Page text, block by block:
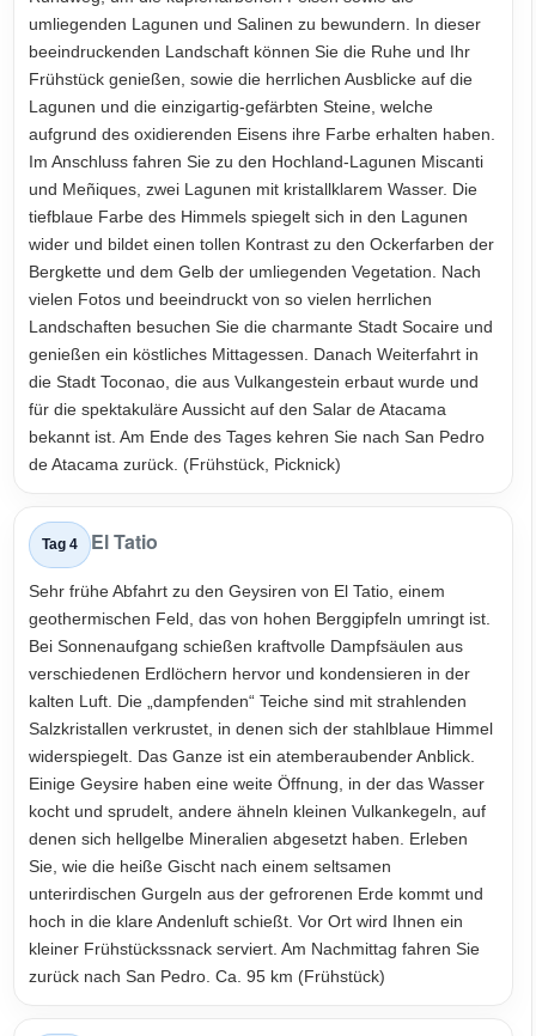
umliegenden Lagunen und Salinen zu bewundern. In dieser
beeindruckenden Landschaft können Sie die Ruhe und Ihr
Frühstück genießen, sowie die herrlichen Ausblicke auf die
Lagunen und die einzigartig-gefärbten Steine, welche
aufgrund des oxidierenden Eisens ihre Farbe erhalten haben.
Im Anschluss fahren Sie zu den Hochland-Lagunen Miscanti
und Meñiques, zwei Lagunen mit kristallklarem Wasser. Die
tiefblaue Farbe des Himmels spiegelt sich in den Lagunen
wider und bildet einen tollen Kontrast zu den Ockerfarben der
Bergkette und dem Gelb der umliegenden Vegetation. Nach
vielen Fotos und beeindruckt von so vielen herrlichen
Landschaften besuchen Sie die charmante Stadt Socaire und
genießen ein köstliches Mittagessen. Danach Weiterfahrt in
die Stadt Toconao, die aus Vulkangestein erbaut wurde und
für die spektakuläre Aussicht auf den Salar de Atacama
bekannt ist. Am Ende des Tages kehren Sie nach San Pedro
de Atacama zurück. (Frühstück, Picknick)
Tag 4 El Tatio
Sehr frühe Abfahrt zu den Geysiren von El Tatio, einem
geothermischen Feld, das von hohen Berggipfeln umringt ist.
Bei Sonnenaufgang schießen kraftvolle Dampfsäulen aus
verschiedenen Erdlöchern hervor und kondensieren in der
kalten Luft. Die „dampfenden“ Teiche sind mit strahlenden
Salzkristallen verkrustet, in denen sich der stahlblaue Himmel
widerspiegelt. Das Ganze ist ein atemberaubender Anblick.
Einige Geysire haben eine weite Öffnung, in der das Wasser
kocht und sprudelt, andere ähneln kleinen Vulkankegeln, auf
denen sich hellgelbe Mineralien abgesetzt haben. Erleben
Sie, wie die heiße Gischt nach einem seltsamen
unterirdischen Gurgeln aus der gefrorenen Erde kommt und
hoch in die klare Andenluft schießt. Vor Ort wird Ihnen ein
kleiner Frühstückssnack serviert. Am Nachmittag fahren Sie
zurück nach San Pedro. Ca. 95 km (Frühstück)